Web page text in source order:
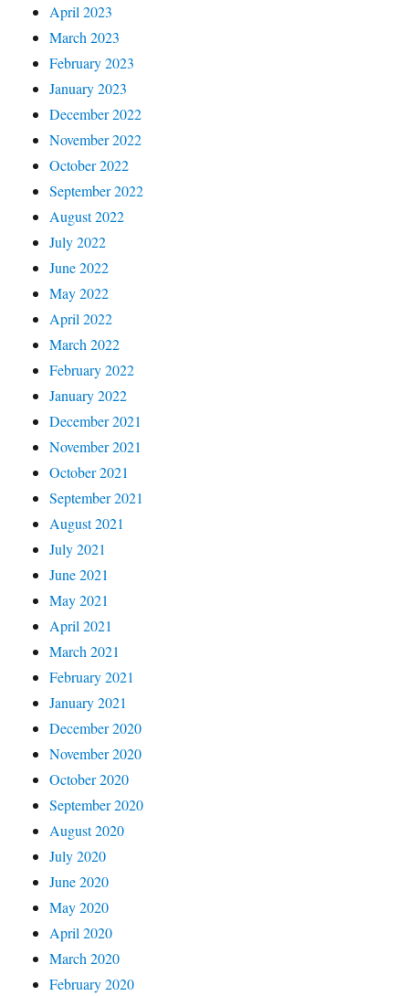
April 2023
March 2023
February 2023
January 2023
December 2022
November 2022
October 2022
September 2022
August 2022
July 2022
June 2022
May 2022
April 2022
March 2022
February 2022
January 2022
December 2021
November 2021
October 2021
September 2021
August 2021
July 2021
June 2021
May 2021
April 2021
March 2021
February 2021
January 2021
December 2020
November 2020
October 2020
September 2020
August 2020
July 2020
June 2020
May 2020
April 2020
March 2020
February 2020